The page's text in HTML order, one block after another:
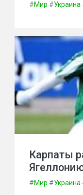
#Мир #Украина
Карпаты
#Мир #Украина